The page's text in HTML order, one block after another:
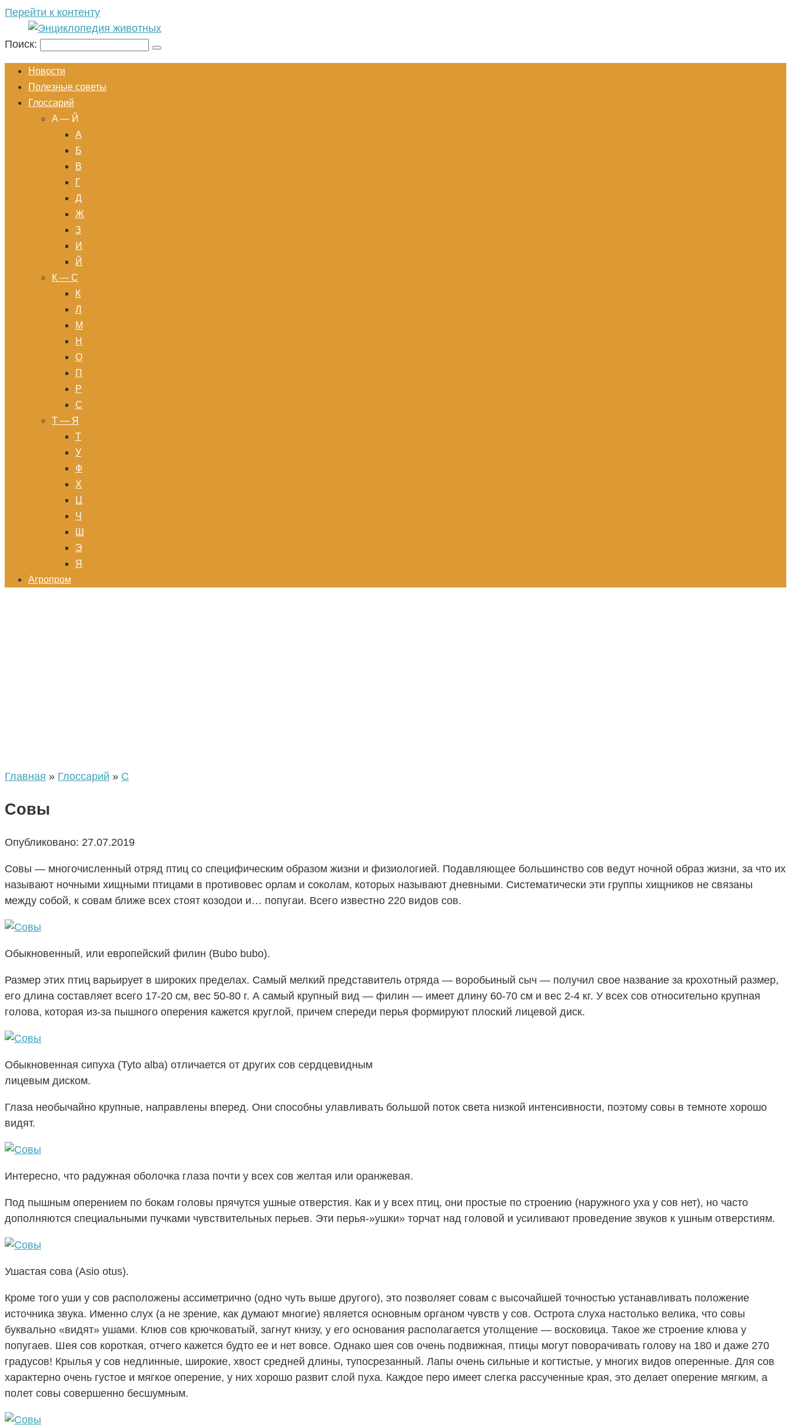
Перейти к контенту
Поиск:
Новости
Полезные советы
Глоссарий
A — Й
А
Б
В
Г
Д
Ж
З
И
Й
К — С
К
Л
М
Н
О
П
Р
С
Т — Я
Т
У
Ф
Х
Ц
Ч
Ш
Э
Я
Агропром
Главная » Глоссарий » С
Совы
Опубликовано: 27.07.2019
Совы — многочисленный отряд птиц со специфическим образом жизни и физиологией. Подавляющее большинство сов ведут ночной образ жизни, за что их
называют ночными хищными птицами в противовес орлам и соколам, которых называют дневными. Систематически эти группы хищников не связаны
между собой, к совам ближе всех стоят козодои и… попугаи. Всего известно 220 видов сов.
Обыкновенный, или европейский филин (Bubo bubo).
Размер этих птиц варьирует в широких пределах. Самый мелкий представитель отряда — воробьиный сыч — получил свое название за крохотный размер,
его длина составляет всего 17-20 см, вес 50-80 г. А самый крупный вид — филин — имеет длину 60-70 см и вес 2-4 кг. У всех сов относительно крупная
голова, которая из-за пышного оперения кажется круглой, причем спереди перья формируют плоский лицевой диск.
Обыкновенная сипуха (Tyto alba) отличается от других сов сердцевидным
лицевым диском.
Глаза необычайно крупные, направлены вперед. Они способны улавливать большой поток света низкой интенсивности, поэтому совы в темноте хорошо
видят.
Интересно, что радужная оболочка глаза почти у всех сов желтая или оранжевая.
Под пышным оперением по бокам головы прячутся ушные отверстия. Как и у всех птиц, они простые по строению (наружного уха у сов нет), но часто
дополняются специальными пучками чувствительных перьев. Эти перья-»ушки» торчат над головой и усиливают проведение звуков к ушным отверстиям.
Ушастая сова (Asio otus).
Кроме того уши у сов расположены ассиметрично (одно чуть выше другого), это позволяет совам с высочайшей точностью устанавливать положение
источника звука. Именно слух (а не зрение, как думают многие) является основным органом чувств у сов. Острота слуха настолько велика, что совы
буквально «видят» ушами. Клюв сов крючковатый, загнут книзу, у его основания располагается утолщение — восковица. Такое же строение клюва у
попугаев. Шея сов короткая, отчего кажется будто ее и нет вовсе. Однако шея сов очень подвижная, птицы могут поворачивать голову на 180 и даже 270
градусов! Крылья у сов недлинные, широкие, хвост средней длины, тупосрезанный. Лапы очень сильные и когтистые, у многих видов оперенные. Для сов
характерно очень густое и мягкое оперение, у них хорошо развит слой пуха. Каждое перо имеет слегка рассученные края, это делает оперение мягким, а
полет совы совершенно бесшумным.